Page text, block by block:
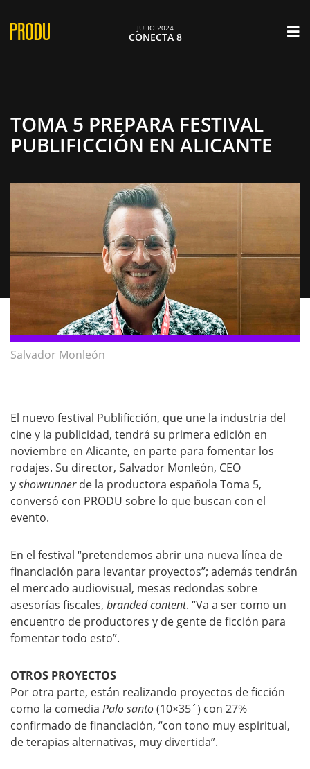
JULIO 2024
CONECTA 8
TOMA 5 PREPARA FESTIVAL
PUBLIFICCIÓN EN ALICANTE
Salvador Monleón
El nuevo festival Publificción, que une la industria del
cine y la publicidad, tendrá su primera edición en
noviembre en Alicante, en parte para fomentar los
rodajes. Su director, Salvador Monleón, CEO
yshowrunnerde la productora española Toma 5,
conversó con PRODU sobre lo que buscan con el
evento.
En el festival “pretendemos abrir una nueva línea de
financiación para levantar proyectos”; además tendrán
el mercado audiovisual, mesas redondas sobre
asesorías fiscales, branded content. “Va a ser como un
encuentro de productores y de gente de ficción para
fomentar todo esto”.
OTROS PROYECTOS
Por otra parte, están realizando proyectos de ficción
como la comedia Palo santo(10×35´) con 27%
confirmado de financiación, “con tono muy espiritual,
de terapias alternativas, muy divertida”.